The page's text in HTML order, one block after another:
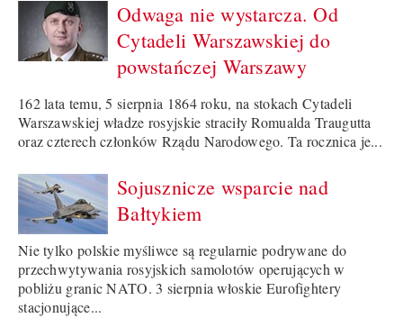
Odwaga nie wystarcza. Od
Cytadeli Warszawskiej do
powstańczej Warszawy
162 lata temu, 5 sierpnia 1864 roku, na stokach Cytadeli
Warszawskiej władze rosyjskie straciły Romualda Traugutta
oraz czterech członków Rządu Narodowego. Ta rocznica je...
Sojusznicze wsparcie nad
Bałtykiem
Nie tylko polskie myśliwce są regularnie podrywane do
przechwytywania rosyjskich samolotów operujących w
pobliżu granic NATO. 3 sierpnia włoskie Eurofightery
stacjonujące...